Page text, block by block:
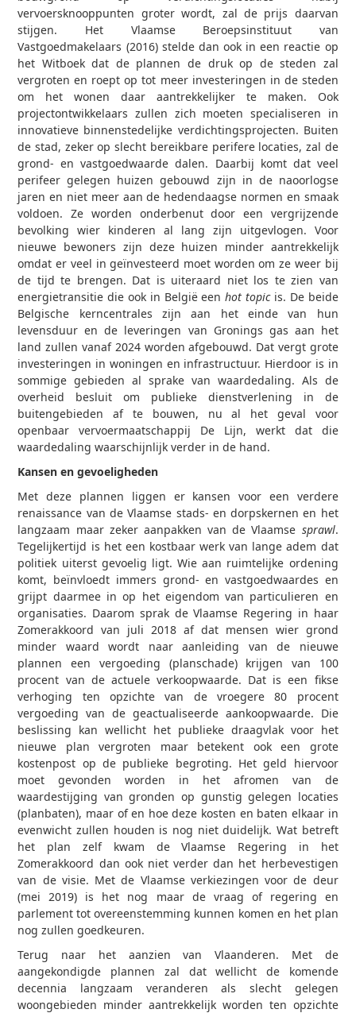
vervoersknooppunten groter wordt, zal de prijs daarvan
stijgen. Het Vlaamse Beroepsinstituut van
Vastgoedmakelaars (2016) stelde dan ook in een reactie op
het Witboek dat de plannen de druk op de steden zal
vergroten en roept op tot meer investeringen in de steden
om het wonen daar aantrekkelijker te maken. Ook
projectontwikkelaars zullen zich moeten specialiseren in
innovatieve binnenstedelijke verdichtingsprojecten. Buiten
de stad, zeker op slecht bereikbare perifere locaties, zal de
grond- en vastgoedwaarde dalen. Daarbij komt dat veel
perifeer gelegen huizen gebouwd zijn in de naoorlogse
jaren en niet meer aan de hedendaagse normen en smaak
voldoen. Ze worden onderbenut door een vergrijzende
bevolking wier kinderen al lang zijn uitgevlogen. Voor
nieuwe bewoners zijn deze huizen minder aantrekkelijk
omdat er veel in geïnvesteerd moet worden om ze weer bij
de tijd te brengen. Dat is uiteraard niet los te zien van
energietransitie die ook in België eenhot topicis. De beide
Belgische kerncentrales zijn aan het einde van hun
levensduur en de leveringen van Gronings gas aan het
land zullen vanaf 2024 worden afgebouwd. Dat vergt grote
investeringen in woningen en infrastructuur. Hierdoor is in
sommige gebieden al sprake van waardedaling. Als de
overheid besluit om publieke dienstverlening in de
buitengebieden af te bouwen, nu al het geval voor
openbaar vervoermaatschappij De Lijn, werkt dat die
waardedaling waarschijnlijk verder in de hand.
Kansen en gevoeligheden
Met deze plannen liggen er kansen voor een verdere
renaissance van de Vlaamse stads- en dorpskernen en het
langzaam maar zeker aanpakken van de Vlaamse sprawl.
Tegelijkertijd is het een kostbaar werk van lange adem dat
politiek uiterst gevoelig ligt. Wie aan ruimtelijke ordening
komt, beïnvloedt immers grond- en vastgoedwaardes en
grijpt daarmee in op het eigendom van particulieren en
organisaties. Daarom sprak de Vlaamse Regering in haar
Zomerakkoord van juli 2018 af dat mensen wier grond
minder waard wordt naar aanleiding van de nieuwe
plannen een vergoeding (planschade) krijgen van 100
procent van de actuele verkoopwaarde. Dat is een fikse
verhoging ten opzichte van de vroegere 80 procent
vergoeding van de geactualiseerde aankoopwaarde. Die
beslissing kan wellicht het publieke draagvlak voor het
nieuwe plan vergroten maar betekent ook een grote
kostenpost op de publieke begroting. Het geld hiervoor
moet gevonden worden in het afromen van de
waardestijging van gronden op gunstig gelegen locaties
(planbaten), maar of en hoe deze kosten en baten elkaar in
evenwicht zullen houden is nog niet duidelijk. Wat betreft
het plan zelf kwam de Vlaamse Regering in het
Zomerakkoord dan ook niet verder dan het herbevestigen
van de visie. Met de Vlaamse verkiezingen voor de deur
(mei 2019) is het nog maar de vraag of regering en
parlement tot overeenstemming kunnen komen en het plan
nog zullen goedkeuren.
Terug naar het aanzien van Vlaanderen. Met de
aangekondigde plannen zal dat wellicht de komende
decennia langzaam veranderen als slecht gelegen
woongebieden minder aantrekkelijk worden ten opzichte